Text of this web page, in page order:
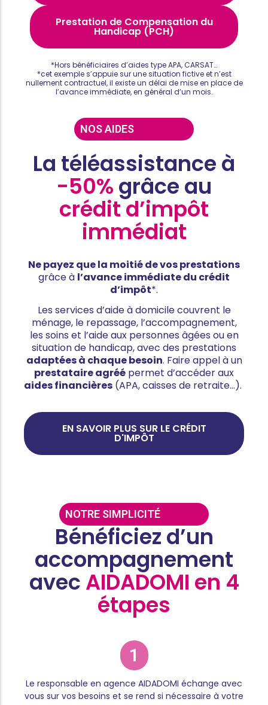
Prestation de Compensation du
Handicap (PCH)
*Hors bénéficiaires d’aides type APA, CARSAT…
*cet exemple s’appuie sur une situation fictive et n’est
nullement contractuel, il existe un délai de mise en place de
l’avance immédiate, en général d’un mois.
NOS AIDES
La téléassistance à
-50% grâce au
crédit d’impôt
immédiat
Ne payez que la moitié de vos prestations
grâce à l’avance immédiate du crédit
d’impôt*.
Les services d’aide à domicile couvrent le
ménage, le repassage, l’accompagnement,
les soins et l’aide aux personnes âgées ou en
situation de handicap, avec des prestations
adaptées à chaque besoin. Faire appel à un
prestataire agréé permet d’accéder aux
aides financières (APA, caisses de retraite…).
EN SAVOIR PLUS SUR LE CRÉDIT
D'IMPÔT
NOTRE SIMPLICITÉ
Bénéficiez d’un
accompagnement
avec AIDADOMI en 4
étapes
1
Le responsable en agence AIDADOMI échange avec
vous sur vos besoins et se rend si nécessaire à votre